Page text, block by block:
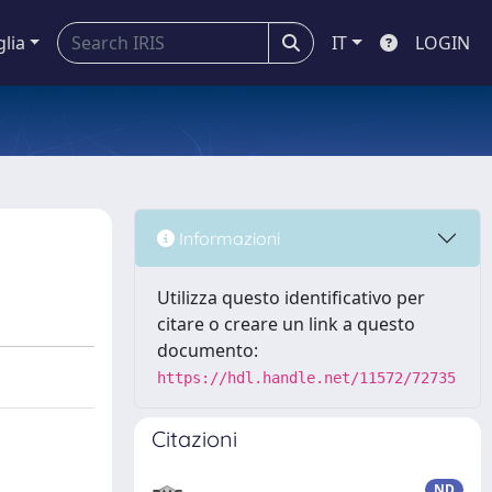
IT LOGIN
Informazioni
Utilizza questo identificativo per
citare o creare un link a questo
documento:
https://hdl.handle.net/11572/72735
Citazioni